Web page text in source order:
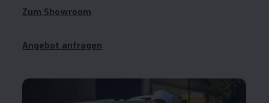
Zum Showroom
Angebot anfragen